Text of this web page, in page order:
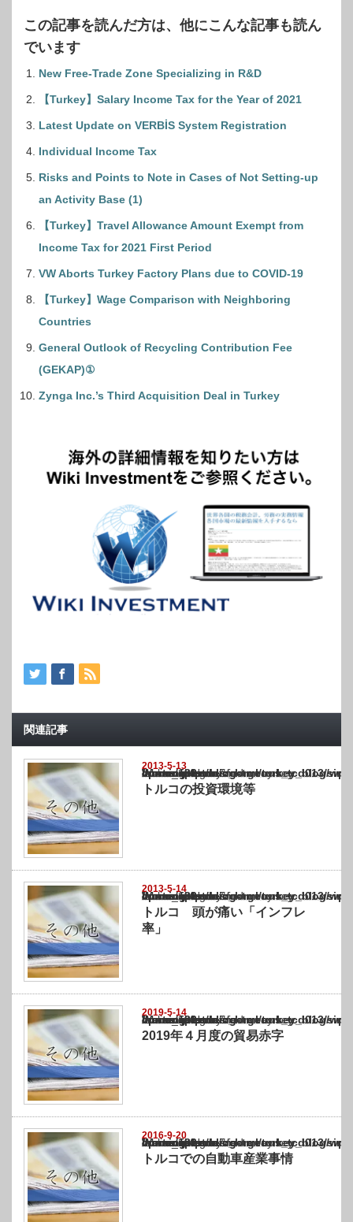
この記事を読んだ方は、他にこんな記事も読ん
でいます
New Free-Trade Zone Specializing in R&D
【Turkey】Salary Income Tax for the Year of 2021
Latest Update on VERBİS System Registration
Individual Income Tax
Risks and Points to Note in Cases of Not Setting-up
an Activity Base (1)
【Turkey】Travel Allowance Amount Exempt from
Income Tax for 2021 First Period
VW Aborts Turkey Factory Plans due to COVID-19
【Turkey】Wage Comparison with Neighboring
Countries
General Outlook of Recycling Contribution Fee
(GEKAP)①
Zynga Inc.’s Third Acquisition Deal in Turkey
関連記事
2013-5-13
Warning
: Undefined array key "show_category" in
/home/netst/kuno-cpa.co.jp/public_html/turkey_blog/wp-content/themes/
on line183
トルコの投資環境等
2013-5-14
Warning
: Undefined array key "show_category" in
/home/netst/kuno-cpa.co.jp/public_html/turkey_blog/wp-content/themes/
on line183
トルコ 頭が痛い「インフレ
率」
2019-5-14
Warning
: Undefined array key "show_category" in
/home/netst/kuno-cpa.co.jp/public_html/turkey_blog/wp-content/themes/
on line183
2019年４月度の貿易赤字
2016-9-20
Warning
: Undefined array key "show_category" in
/home/netst/kuno-cpa.co.jp/public_html/turkey_blog/wp-content/themes/
on line183
トルコでの自動車産業事情